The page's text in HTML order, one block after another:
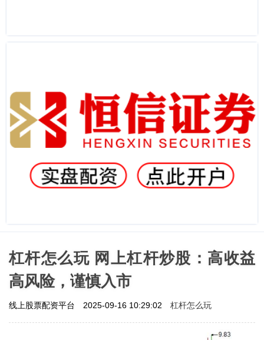
杠杆怎么玩 网上杠杆炒股：高收益
高风险，谨慎入市
线上股票配资平台 2025-09-16 10:29:02 杠杆怎么玩